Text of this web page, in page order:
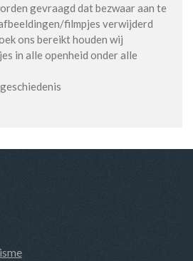
gevraagd dat bezwaar aan te
filmpjes verwijderd
ons bereikt houden wij
in alle openheid onder alle